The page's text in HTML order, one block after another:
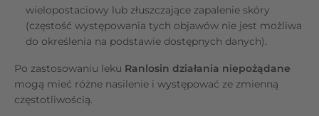
wielopostaciowy lub złuszczające zapalenie skóry
(częstość występowania tych objawów nie jest możliwa
do określenia na podstawie dostępnych danych).
Po zastosowaniu leku Ranlosin działania niepożądane
mogą mieć różne nasilenie i występować ze zmienną
częstotliwością.